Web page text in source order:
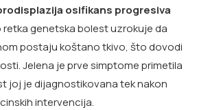
osifikans progresiva
retka genetska bolest uzrokuje da
postaju koštano tkivo, što dovodi
Jelena je prve simptome primetila
joj je dijagnostikovana tek nakon
intervencija.